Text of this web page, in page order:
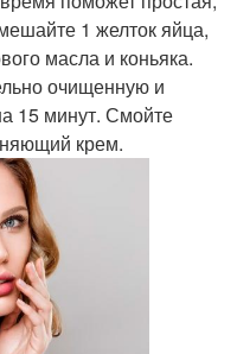
1 желток яйца,
масла и коньяка.
очищенную и
15 минут. Смойте
крем.